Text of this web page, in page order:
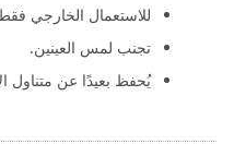
للاستعمال الخارجي
تجنب لمس العينين.
يُحفظ بعيدًا عن متناول